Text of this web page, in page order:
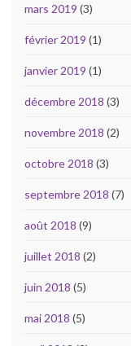
mars 2019 (3)
février 2019 (1)
janvier 2019 (1)
décembre 2018 (3)
novembre 2018 (2)
octobre 2018 (3)
septembre 2018 (7)
août 2018 (9)
juillet 2018 (2)
juin 2018 (5)
mai 2018 (5)